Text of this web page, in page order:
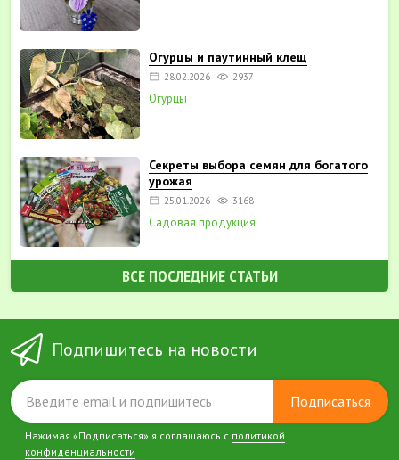
Огурцы и паутинный клещ
28.02.2026 2937
Огурцы
Секреты выбора семян для богатого
урожая
25.01.2026 3168
Садовая продукция
ВСЕ ПОСЛЕДНИЕ СТАТЬИ
Подпишитесь на новости
Подписаться
Нажимая «Подписаться» я соглашаюсь с политикой
конфиденциальности